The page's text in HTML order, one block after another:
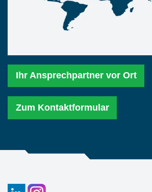
Ihr Ansprechpartner vor Ort
Zum Kontaktformular